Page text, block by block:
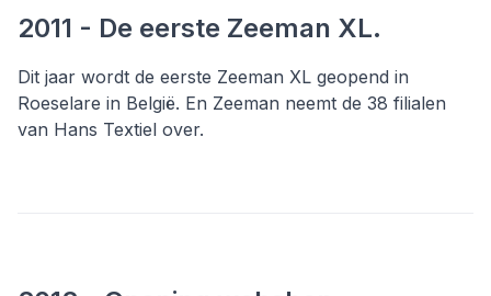
2011 - De eerste Zeeman XL.
Dit jaar wordt de eerste Zeeman XL geopend in
Roeselare in België. En Zeeman neemt de 38 filialen
van Hans Textiel over.